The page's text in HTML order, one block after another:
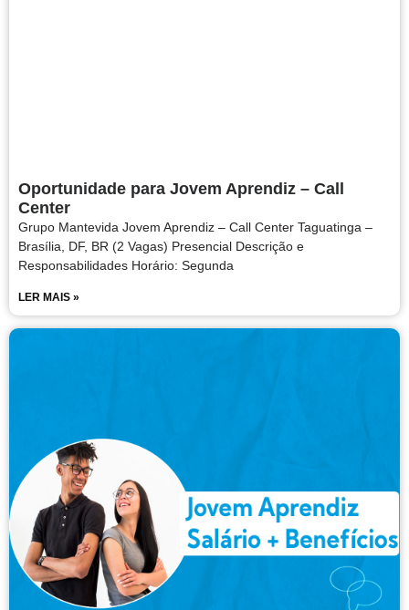
Oportunidade para Jovem Aprendiz – Call
Center
Grupo Mantevida Jovem Aprendiz – Call Center Taguatinga –
Brasília, DF, BR (2 Vagas) Presencial Descrição e
Responsabilidades Horário: Segunda
LER MAIS »